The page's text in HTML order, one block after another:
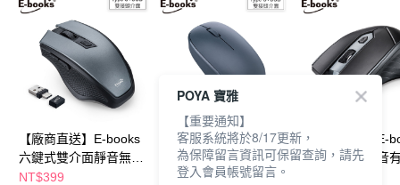
【廠商直送】E-books
六鍵式雙介面靜音無線
滑鼠-M72
NT$399
【廠商直送】E-books
雙介面無線滑鼠-M85
NT$239
【廠商直送】E-
三段切換超靜音
POYA 寶雅
【重要通知】
客服系統將於8/17更新，
為保障留言資訊可保留查詢，請先
登入會員帳號留言。